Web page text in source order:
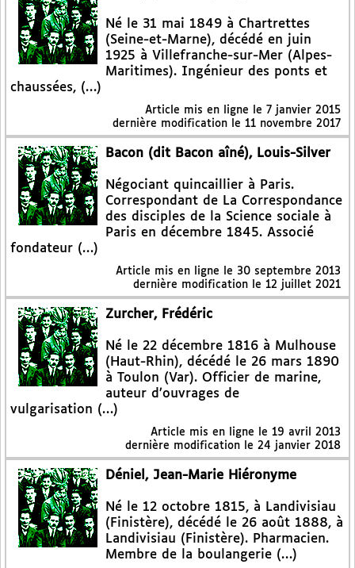
Né le 31 mai 1849 à Chartrettes
(Seine-et-Marne), décédé en juin
1925 à Villefranche-sur-Mer (Alpes-
Maritimes). Ingénieur des ponts et
chaussées, (…)
Article mis en ligne le 7 janvier 2015
dernière modification le 11 novembre 2017
Bacon (dit Bacon aîné), Louis-Silver
Négociant quincaillier à Paris.
Correspondant de La Correspondance
des disciples de la Science sociale à
Paris en décembre 1845. Associé
fondateur (…)
Article mis en ligne le 30 septembre 2013
dernière modification le 12 juillet 2021
Zurcher, Frédéric
Né le 22 décembre 1816 à Mulhouse
(Haut-Rhin), décédé le 26 mars 1890
à Toulon (Var). Officier de marine,
auteur d’ouvrages de
vulgarisation (…)
Article mis en ligne le 19 avril 2013
dernière modification le 24 janvier 2018
Déniel, Jean-Marie Hiéronyme
Né le 12 octobre 1815, à Landivisiau
(Finistère), décédé le 26 août 1888, à
Landivisiau (Finistère). Pharmacien.
Membre de la boulangerie (…)